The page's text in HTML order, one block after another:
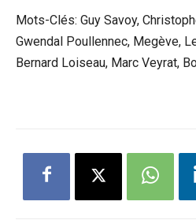
Mots-Clés: Guy Savoy,
Gwendal Poullennec, Megève,
Bernard Loiseau, Marc Veyrat,